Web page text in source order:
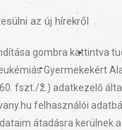
az új hírekről
gombra kattintva
Gyermekekért
fszt./2.) adatkezelő
felhasználói
átadásra kerülnek